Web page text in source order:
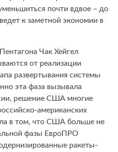
почти вдвое – до
к заметной экономии в
Чак Хейгел
от реализации
развертывания системы
эта фаза вызывала
решение США многие
американских
в том, что США больше не
фазы ЕвроПРО
ракеты-